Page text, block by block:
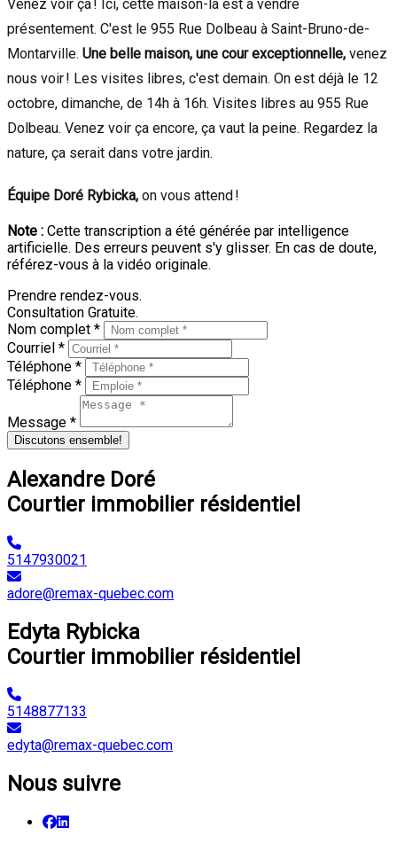
Venez voir ça ! Ici, cette maison-là est à vendre
présentement. C'est le 955 Rue Dolbeau à Saint-Bruno-de-
Montarville. Une belle maison, une cour exceptionnelle, venez
nous voir ! Les visites libres, c'est demain. On est déjà le 12
octobre, dimanche, de 14h à 16h. Visites libres au 955 Rue
Dolbeau. Venez voir ça encore, ça vaut la peine. Regardez la
nature, ça serait dans votre jardin.
Équipe Doré Rybicka, on vous attend !
Note : Cette transcription a été générée par intelligence
artificielle. Des erreurs peuvent s'y glisser. En cas de doute,
référez-vous à la vidéo originale.
Prendre rendez-vous.
Consultation Gratuite.
Nom complet *
Courriel *
Téléphone *
Téléphone *
Message *
Discutons ensemble!
Alexandre Doré
Courtier immobilier résidentiel
5147930021
adore@remax-quebec.com
Edyta Rybicka
Courtier immobilier résidentiel
5148877133
edyta@remax-quebec.com
Nous suivre